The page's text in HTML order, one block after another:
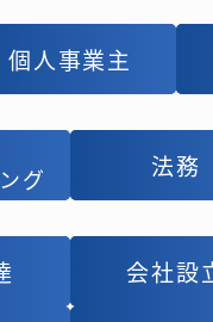
個人事業主
個人事業主
グ
グ
法務
法務
会社設
会社設